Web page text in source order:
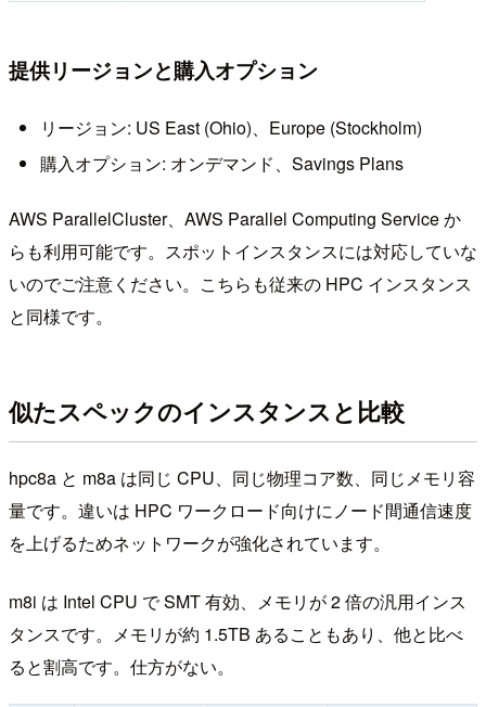
提供リージョンと購入オプション
リージョン: US East (Ohio)、Europe (Stockholm)
購入オプション: オンデマンド、Savings Plans
AWS ParallelCluster、AWS Parallel Computing Service か
らも利用可能です。スポットインスタンスには対応していな
いのでご注意ください。こちらも従来の HPC インスタンス
と同様です。
似たスペックのインスタンスと比較
hpc8a と m8a は同じ CPU、同じ物理コア数、同じメモリ容
量です。違いは HPC ワークロード向けにノード間通信速度
を上げるためネットワークが強化されています。
m8i は Intel CPU で SMT 有効、メモリが 2 倍の汎用インス
タンスです。メモリが約 1.5TB あることもあり、他と比べ
ると割高です。仕方がない。